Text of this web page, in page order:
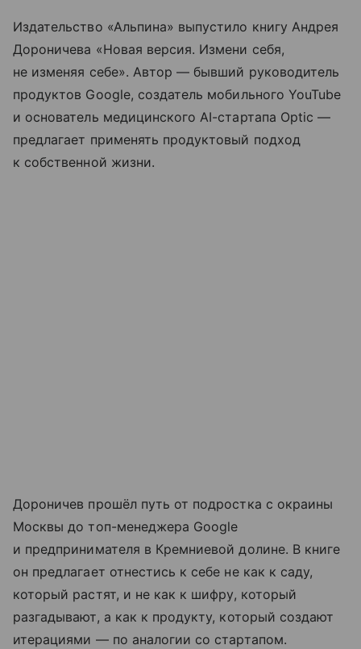
Издательство «Альпина» выпустило книгу Андрея
Дороничева «Новая версия. Измени себя,
не изменяя себе». Автор — бывший руководитель
продуктов Google, создатель мобильного YouTube
и основатель медицинского AI-стартапа Optic —
предлагает применять продуктовый подход
к собственной жизни.
Дороничев прошёл путь от подростка с окраины
Москвы до топ-менеджера Google
и предпринимателя в Кремниевой долине. В книге
он предлагает отнестись к себе не как к саду,
который растят, и не как к шифру, который
разгадывают, а как к продукту, который создают
итерациями — по аналогии со стартапом.